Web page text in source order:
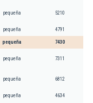
pequeña 5210
pequeña 4791
pequeña 7430
pequeña 7311
pequeña 6812
pequeña 4634